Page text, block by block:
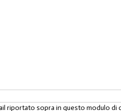
riportato sopra in questo modulo di